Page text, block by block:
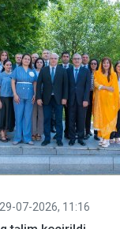
29-07-2026, 11:16